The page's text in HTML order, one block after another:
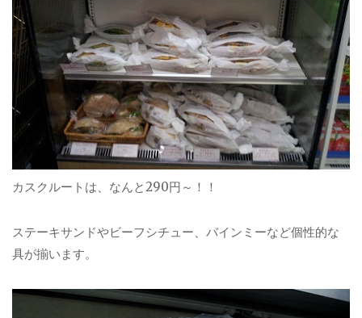
カスクルートは、なんと290円～！！
ステーキサンドやビーフシチュー、バインミーなど個性的な
具が揃います。